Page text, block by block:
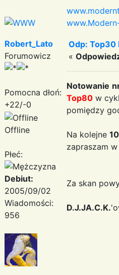
Robert_Lato
Forumowicz
Pomocna dłoń:
+22/-0
Offline
Płeć:
Debiut:
2005/09/02
Wiadomości:
956
Odp: Top30
«
Notowanie
Top80 w
pomiędzy
Na kolejne
zapraszam
Za skan
D.J.JA.C.K.